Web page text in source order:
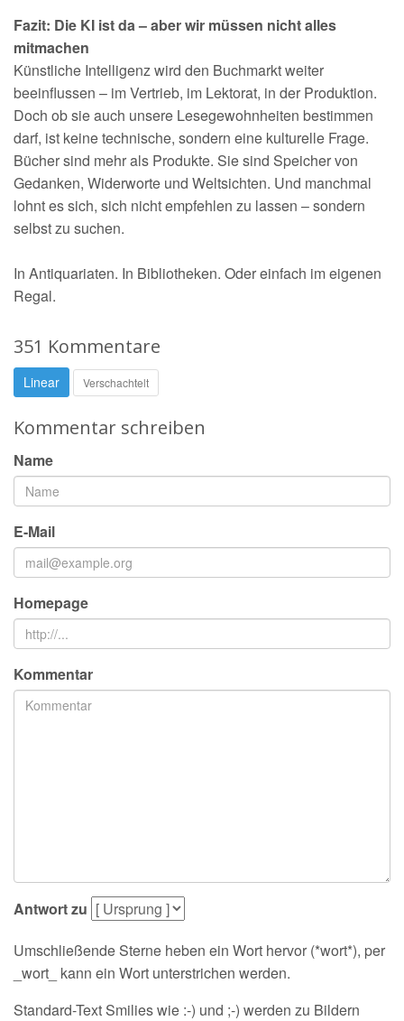
Fazit: Die KI ist da – aber wir müssen nicht alles
mitmachen
Künstliche Intelligenz wird den Buchmarkt weiter
beeinflussen – im Vertrieb, im Lektorat, in der Produktion.
Doch ob sie auch unsere Lesegewohnheiten bestimmen
darf, ist keine technische, sondern eine kulturelle Frage.
Bücher sind mehr als Produkte. Sie sind Speicher von
Gedanken, Widerworte und Weltsichten. Und manchmal
lohnt es sich, sich nicht empfehlen zu lassen – sondern
selbst zu suchen.
In Antiquariaten. In Bibliotheken. Oder einfach im eigenen
Regal.
351 Kommentare
Linear Verschachtelt
Kommentar schreiben
Name
E-Mail
Homepage
Kommentar
Antwort zu
Umschließende Sterne heben ein Wort hervor (*wort*), per
_wort_ kann ein Wort unterstrichen werden.
Standard-Text Smilies wie :-) und ;-) werden zu Bildern